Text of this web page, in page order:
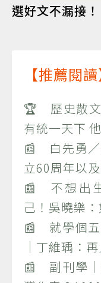
選好文不漏接！
【推薦閱讀
🏆 歷史散文
有統一天下
📰 白先勇／
立60周年以
📰 不想出
己！吳曉樂
📰 就學個五
｜丁維瑀：
📰 副刊學｜